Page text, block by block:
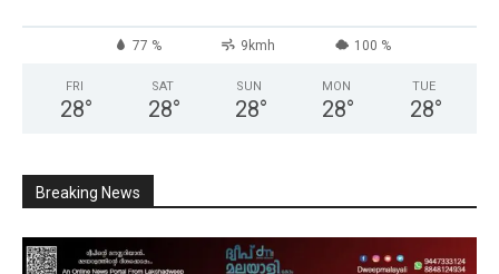
77 % 9kmh 100 %
FRI
28°
SAT
28°
SUN
28°
MON
28°
TUE
28°
Breaking News